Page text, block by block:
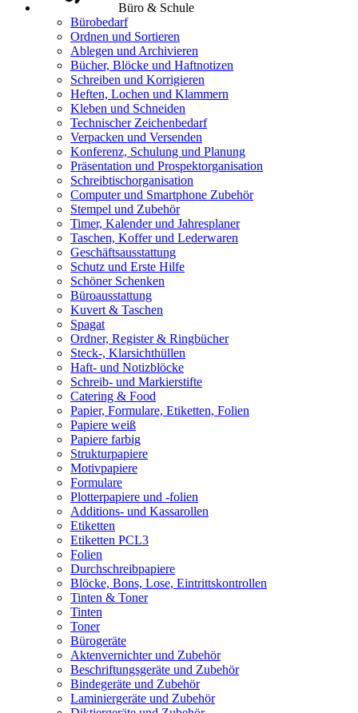
Büro & Schule
Bürobedarf
Ordnen und Sortieren
Ablegen und Archivieren
Bücher, Blöcke und Haftnotizen
Schreiben und Korrigieren
Heften, Lochen und Klammern
Kleben und Schneiden
Technischer Zeichenbedarf
Verpacken und Versenden
Konferenz, Schulung und Planung
Präsentation und Prospektorganisation
Schreibtischorganisation
Computer und Smartphone Zubehör
Stempel und Zubehör
Timer, Kalender und Jahresplaner
Taschen, Koffer und Lederwaren
Geschäftsausstattung
Schutz und Erste Hilfe
Schöner Schenken
Büroausstattung
Kuvert & Taschen
Spagat
Ordner, Register & Ringbücher
Steck-, Klarsichthüllen
Haft- und Notizblöcke
Schreib- und Markierstifte
Catering & Food
Papier, Formulare, Etiketten, Folien
Papiere weiß
Papiere farbig
Strukturpapiere
Motivpapiere
Formulare
Plotterpapiere und -folien
Additions- und Kassarollen
Etiketten
Etiketten PCL3
Folien
Durchschreibpapiere
Blöcke, Bons, Lose, Eintrittskontrollen
Tinten & Toner
Tinten
Toner
Bürogeräte
Aktenvernichter und Zubehör
Beschriftungsgeräte und Zubehör
Bindegeräte und Zubehör
Laminiergeräte und Zubehör